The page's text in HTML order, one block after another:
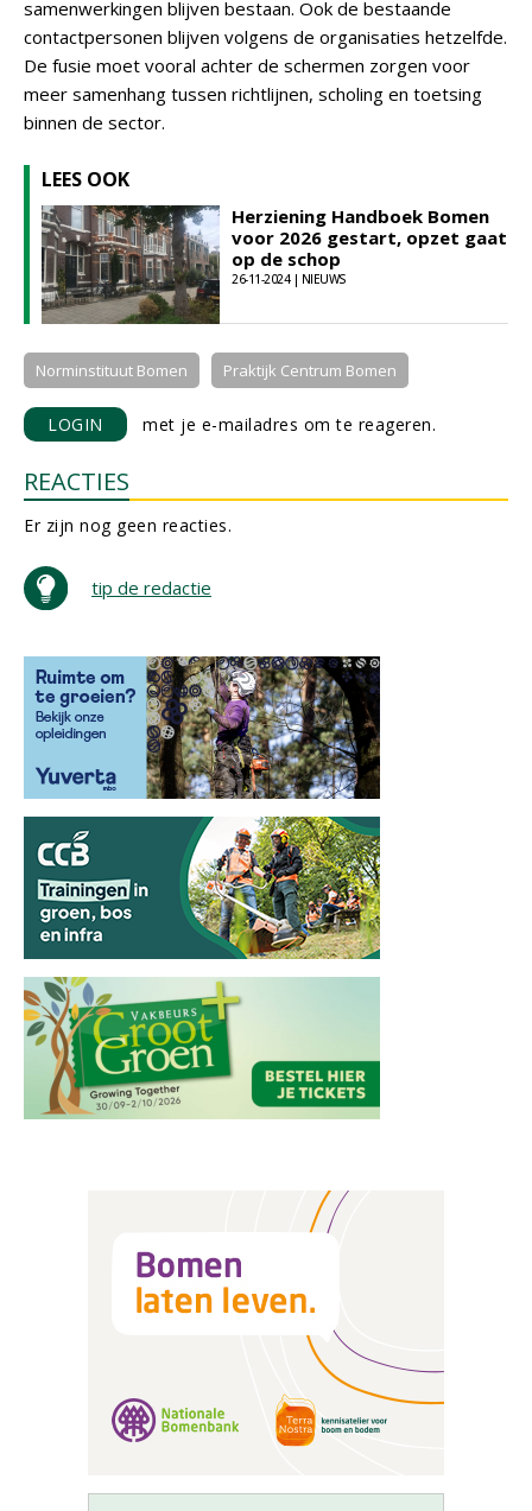
samenwerkingen blijven bestaan. Ook de bestaande
contactpersonen blijven volgens de organisaties hetzelfde.
De fusie moet vooral achter de schermen zorgen voor
meer samenhang tussen richtlijnen, scholing en toetsing
binnen de sector.
LEES OOK
Herziening Handboek Bomen
voor 2026 gestart, opzet gaat
op de schop
26-11-2024 | NIEUWS
Norminstituut Bomen Praktijk Centrum Bomen
LOGIN met je e-mailadres om te reageren.
REACTIES
Er zijn nog geen reacties.
tip de redactie